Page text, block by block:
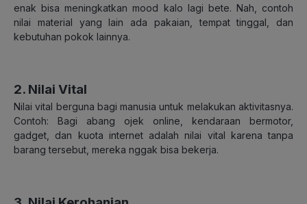
enak bisa meningkatkan mood kalo lagi bete. Nah, contoh
nilai material yang lain ada pakaian, tempat tinggal, dan
kebutuhan pokok lainnya.
2. Nilai Vital
Nilai vital berguna bagi manusia untuk melakukan aktivitasnya.
Contoh: Bagi abang ojek online, kendaraan bermotor,
gadget, dan kuota internet adalah nilai vital karena tanpa
barang tersebut, mereka nggak bisa bekerja.